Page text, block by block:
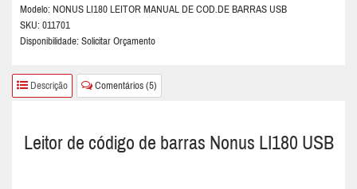
Modelo: NONUS LI180 LEITOR MANUAL DE COD.DE BARRAS USB
SKU: 011701
Disponibilidade: Solicitar Orçamento
Descrição Comentários (5)
Leitor de código de barras Nonus LI180 USB